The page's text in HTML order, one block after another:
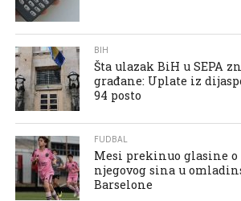
BIH
Šta ulazak BiH u SEPA
građane: Uplate iz
94 posto
FUDBAL
Mesi prekinuo glasine o
njegovog sina u
Barselone